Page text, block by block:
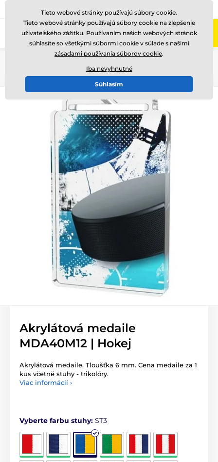
Zavolajte nám (Po-Pi 8-17) +421220255160
Akrylátová medaile
MDA40M12 | Hokej
Akrylátová medaile. Tloušťka 6 mm. Cena medaile za 1
kus včetně stuhy - trikolóry.
Viac informácií ›
Vyberte farbu stuhy: ST3
Tieto webové stránky používajú súbory cookie.
Tieto webové stránky používajú súbory cookie na zlepšenie
užívateľského zážitku. Používaním našich webových stránok
súhlasíte so všetkými súbormi cookie v súlade s našimi
zásadami používania súborov cookie.
Iba nevyhnutné
Súhlasím